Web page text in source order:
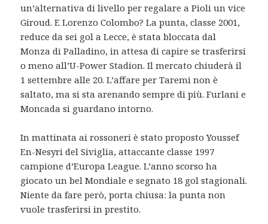
un’alternativa di livello per regalare a Pioli un vice
Giroud. E Lorenzo Colombo? La punta, classe 2001,
reduce da sei gol a Lecce, è stata bloccata dal
Monza di Palladino, in attesa di capire se trasferirsi
o meno all’U-Power Stadion. Il mercato chiuderà il
1 settembre alle 20. L’affare per Taremi non è
saltato, ma si sta arenando sempre di più. Furlani e
Moncada si guardano intorno.
In mattinata ai rossoneri è stato proposto Youssef
En-Nesyri del Siviglia, attaccante classe 1997
campione d’Europa League. L’anno scorso ha
giocato un bel Mondiale e segnato 18 gol stagionali.
Niente da fare però, porta chiusa: la punta non
vuole trasferirsi in prestito.